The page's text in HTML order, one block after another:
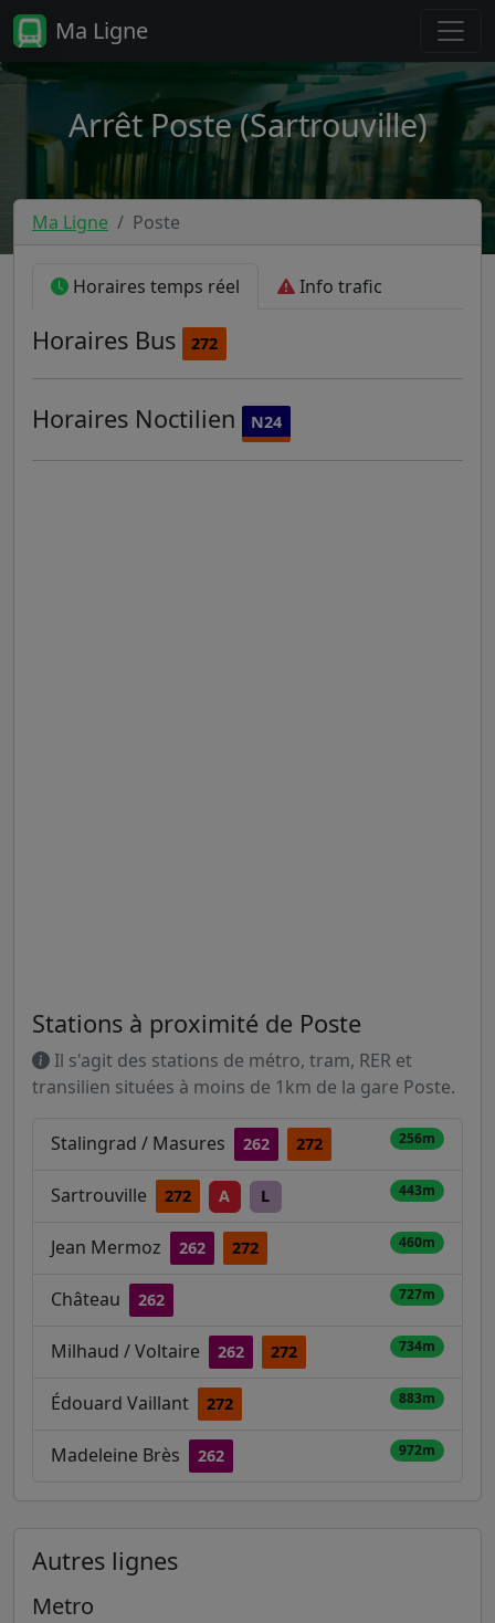
Ma Ligne
Arrêt Poste (Sartrouville)
Ma Ligne Poste
Horaires temps réel Info trafic
Horaires Bus 272
Horaires Noctilien N24
Stations à proximité de Poste
Il s'agit des stations de métro, tram, RER et
transilien situées à moins de 1km de la gare Poste.
Stalingrad / Masures 262 272 256m
Sartrouville 272 A L 443m
Jean Mermoz 262 272 460m
Château 262 727m
Milhaud / Voltaire 262 272 734m
Édouard Vaillant 272 883m
Madeleine Brès 262 972m
Autres lignes
Metro